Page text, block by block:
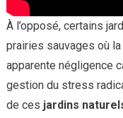
À l’opposé, certains
prairies sauvages où
apparente négligence
gestion du stress
de ces jardins